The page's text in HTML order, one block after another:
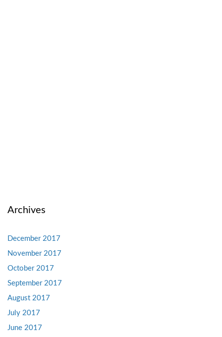
Archives
December 2017
November 2017
October 2017
September 2017
August 2017
July 2017
June 2017